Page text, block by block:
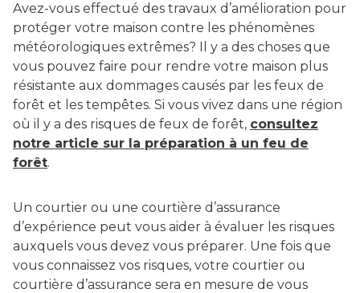
Avez-vous effectué des travaux d’amélioration pour
protéger votre maison contre les phénomènes
météorologiques extrêmes? Il y a des choses que
vous pouvez faire pour rendre votre maison plus
résistante aux dommages causés par les feux de
forêt et les tempêtes. Si vous vivez dans une région
où il y a des risques de feux de forêt, consultez
notre article sur la préparation à un feu de
forêt.
Un courtier ou une courtière d’assurance
d’expérience peut vous aider à évaluer les risques
auxquels vous devez vous préparer. Une fois que
vous connaissez vos risques, votre courtier ou
courtière d’assurance sera en mesure de vous